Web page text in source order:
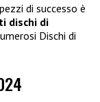
di successo è
dischi di
Dischi di